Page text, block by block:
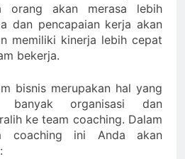
orang akan merasa lebih
dan pencapaian kerja akan
memiliki kinerja lebih cepat
bekerja.
bisnis merupakan hal yang
banyak organisasi dan
ke team coaching. Dalam
ini Anda akan